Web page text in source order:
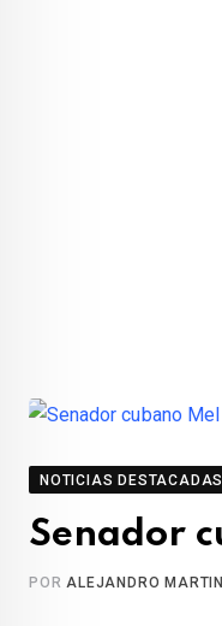
NOTICIAS DESTACADAS
Senador
PORALEJANDRO